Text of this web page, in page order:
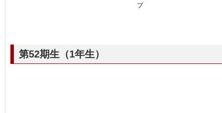
ブ
第52期生（1年生）